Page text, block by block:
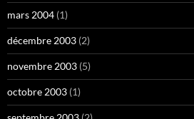
mars 2004 (1)
décembre 2003 (2)
novembre 2003 (5)
octobre 2003 (1)